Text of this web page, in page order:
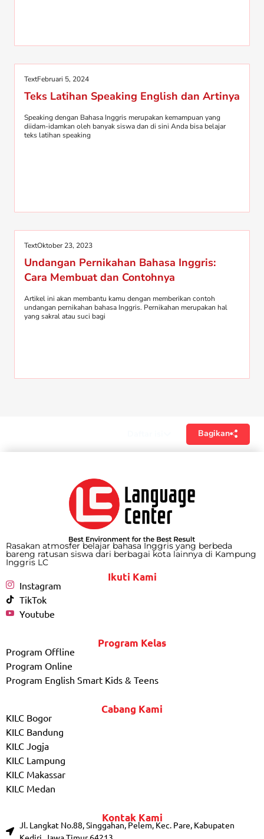
TextFebruari 5, 2024
Teks Latihan Speaking English dan Artinya
Speaking dengan Bahasa Inggris merupakan kemampuan yang
diidam-idamkan oleh banyak siswa dan di sini Anda bisa belajar
teks latihan speaking
TextOktober 23, 2023
Undangan Pernikahan Bahasa Inggris:
Cara Membuat dan Contohnya
Artikel ini akan membantu kamu dengan memberikan contoh
undangan pernikahan bahasa Inggris. Pernikahan merupakan hal
yang sakral atau suci bagi
Bagikan
Rasakan atmosfer belajar bahasa Inggris yang berbeda
bareng ratusan siswa dari berbagai kota lainnya di Kampung
Inggris LC
Ikuti Kami
Instagram
TikTok
Youtube
Program Kelas
Program Offline
Program Online
Program English Smart Kids & Teens
Cabang Kami
KILC Bogor
KILC Bandung
KILC Jogja
KILC Lampung
KILC Makassar
KILC Medan
Kontak Kami
Jl. Langkat No.88, Singgahan, Pelem, Kec. Pare, Kabupaten